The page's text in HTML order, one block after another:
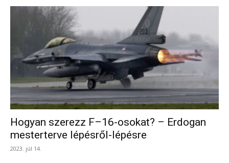
Hogyan szerezz F–16-osokat? – Erdogan
mesterterve lépésről-lépésre
2023. júl 14.